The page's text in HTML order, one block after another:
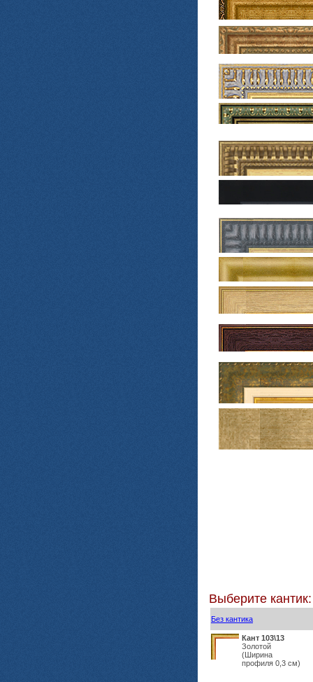
Выберите кантик:
Без кантика
Кант 103\13
Золотой
(Ширина
профиля 0,3 см)